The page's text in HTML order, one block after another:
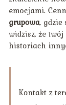
emocjami.
grupowa, gdzie
widzisz, że
historiach
Kontakt z